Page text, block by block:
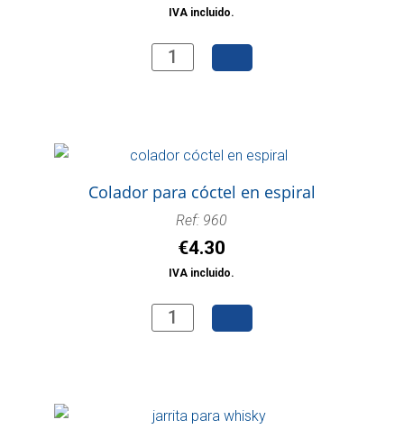
IVA incluido.
Tapete
Colador para cóctel en espiral
Ref: 960
€4.30
IVA incluido.
Colador
espiral